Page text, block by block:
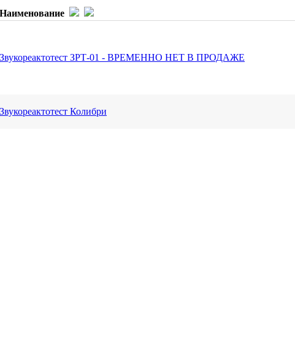
Наименование
Звукореактотест ЗРТ-01 - ВРЕМЕННО НЕТ В ПРОДАЖЕ
Звукореактотест Колибри